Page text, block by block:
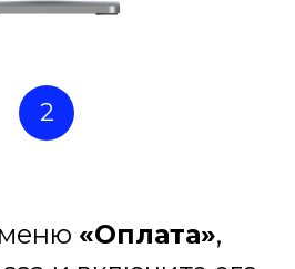
2
«Оплата»,